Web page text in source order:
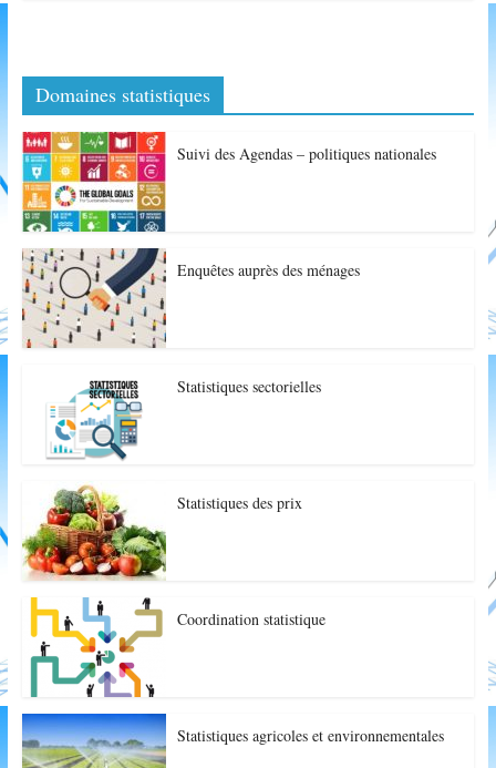
Domaines statistiques
Suivi des Agendas – politiques nationales
Enquêtes auprès des ménages
Statistiques sectorielles
Statistiques des prix
Coordination statistique
Statistiques agricoles et environnementales